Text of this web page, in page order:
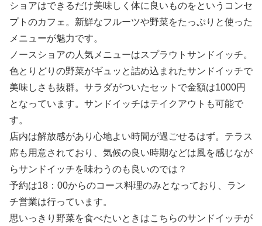
ショアはできるだけ美味しく体に良いものをというコンセ
プトのカフェ。新鮮なフルーツや野菜をたっぷりと使った
メニューが魅力です。
ノースショアの人気メニューはスプラウトサンドイッチ。
色とりどりの野菜がギュッと詰め込まれたサンドイッチで
美味しさも抜群。サラダがついたセットで金額は1000円
となっています。サンドイッチはテイクアウトも可能で
す。
店内は解放感があり心地よい時間が過ごせるはず。テラス
席も用意されており、気候の良い時期などは風を感じなが
らサンドイッチを味わうのも良いのでは？
予約は18：00からのコース料理のみとなっており、ラン
チ営業は行っています。
思いっきり野菜を食べたいときはこちらのサンドイッチが